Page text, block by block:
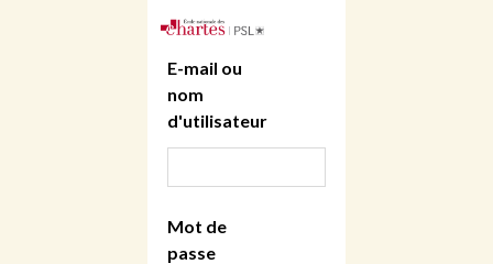
E-mail ou
nom
d'utilisateur
Mot de
passe